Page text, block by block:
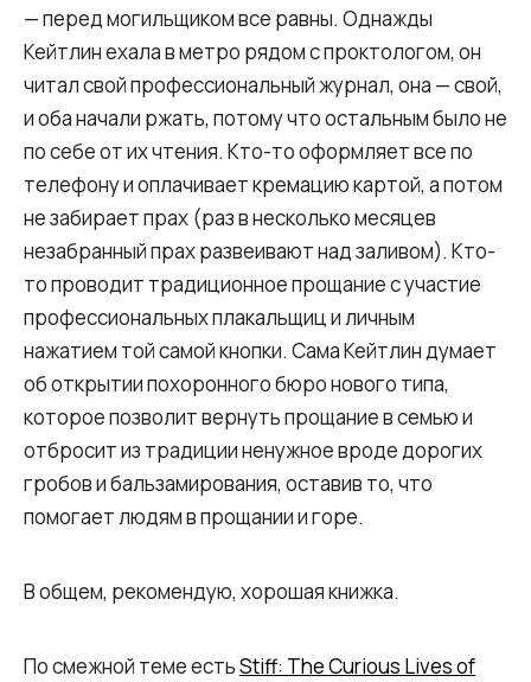
— перед могильщиком все равны. Однажды
Кейтлин ехала в метро рядом с проктологом, он
читал свой профессиональный журнал, она — свой,
и оба начали ржать, потому что остальным было не
по себе от их чтения. Кто-то оформляет все по
телефону и оплачивает кремацию картой, а потом
не забирает прах (раз в несколько месяцев
незабранный прах развеивают над заливом). Кто-
то проводит традиционное прощание с участие
профессиональных плакальщиц и личным
нажатием той самой кнопки. Сама Кейтлин думает
об открытии похоронного бюро нового типа,
которое позволит вернуть прощание в семью и
отбросит из традиции ненужное вроде дорогих
гробов и бальзамирования, оставив то, что
помогает людям в прощании и горе.
В общем, рекомендую, хорошая книжка.
По смежной теме естьStiff: The Curious Lives of